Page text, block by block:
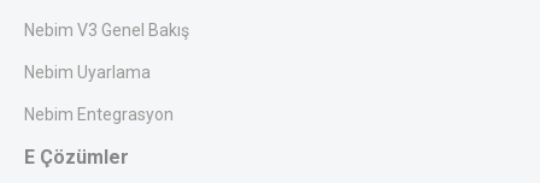
Nebim V3 Genel Bakış
Nebim Uyarlama
Nebim Entegrasyon
E Çözümler